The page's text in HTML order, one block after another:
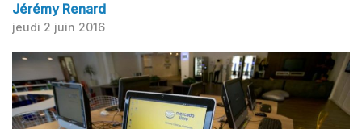
Jérémy Renard
jeudi 2 juin 2016